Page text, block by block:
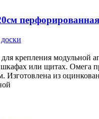
крепления модульной
шкафах или щитах. Омега
Изготовлена из